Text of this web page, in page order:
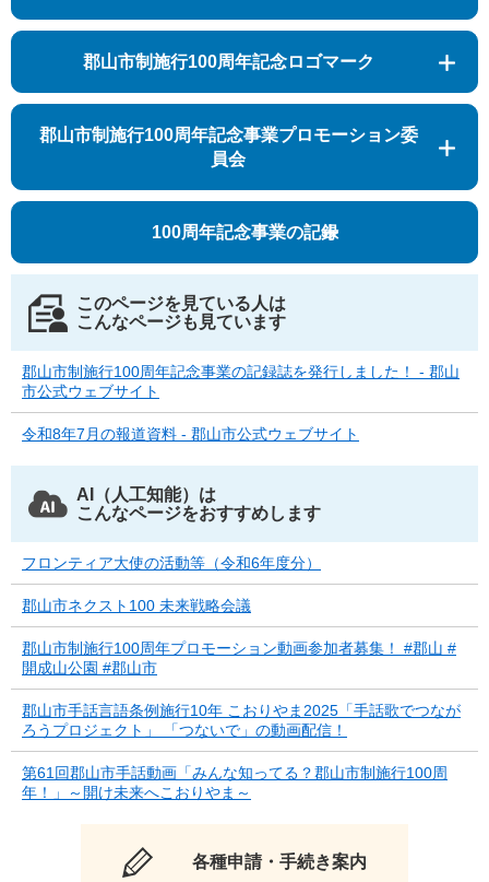
郡山市制施行100周年記念ロゴマーク
郡山市制施行100周年記念事業プロモーション委
員会
100周年記念事業の記録
このページを見ている人は
こんなページも見ています
郡山市制施行100周年記念事業の記録誌を発行しました！ - 郡山
市公式ウェブサイト
令和8年7月の報道資料 - 郡山市公式ウェブサイト
AI（人工知能）は
こんなページをおすすめします
フロンティア大使の活動等（令和6年度分）
郡山市ネクスト100 未来戦略会議
郡山市制施行100周年プロモーション動画参加者募集！ #郡山 #
開成山公園 #郡山市
郡山市手話言語条例施行10年 こおりやま2025「手話歌でつなが
ろうプロジェクト」 「つないで」の動画配信！
第61回郡山市手話動画「みんな知ってる？郡山市制施行100周
年！」～開け未来へこおりやま～
各種申請・手続き案内